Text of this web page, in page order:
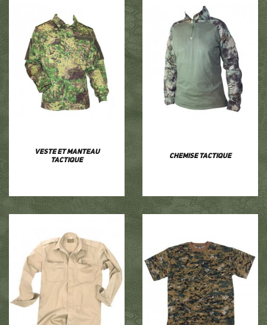
Veste et manteau
tactique
Chemise tactique